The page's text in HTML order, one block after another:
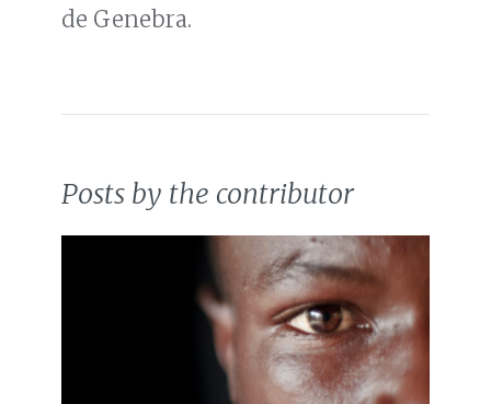
de Genebra.
Posts by the contributor